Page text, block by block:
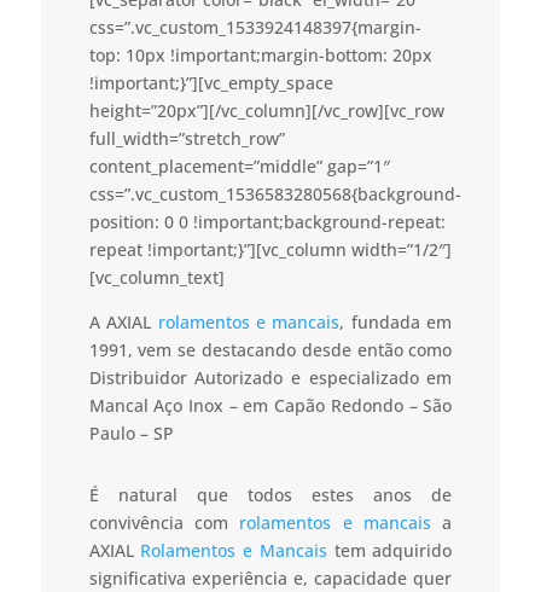
css=”.vc_custom_1533924148397{margin-
top: 10px !important;margin-bottom: 20px
!important;}”][vc_empty_space
height=”20px”][/vc_column][/vc_row][vc_row
full_width=”stretch_row”
content_placement=”middle” gap=”1″
css=”.vc_custom_1536583280568{background-
position: 0 0 !important;background-repeat:
repeat !important;}”][vc_column width=”1/2″]
[vc_column_text]
A AXIAL rolamentos e mancais, fundada em
1991, vem se destacando desde então como
Distribuidor Autorizado e especializado em
Mancal Aço Inox – em Capão Redondo – São
Paulo – SP
É natural que todos estes anos de
convivência com rolamentos e mancais a
AXIAL Rolamentos e Mancais tem adquirido
significativa experiência e, capacidade quer